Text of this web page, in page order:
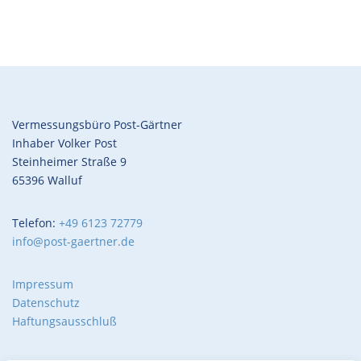
Vermessungsbüro Post-Gärtner
Inhaber Volker Post
Steinheimer Straße 9
65396 Walluf
Telefon: +49 6123 72779
info@post-gaertner.de
Impressum
Datenschutz
Haftungsausschluß